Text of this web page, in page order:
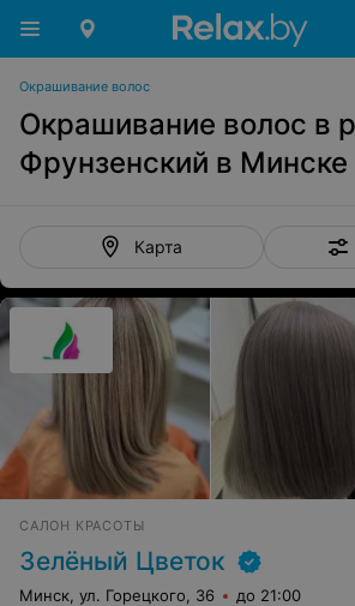
Окрашивание волос
Окрашивание волос в
Фрунзенский в Минске
Карта
САЛОН КРАСОТЫ
Зелёный Цветок
Минск, ул. Горецкого, 36 до 21:00